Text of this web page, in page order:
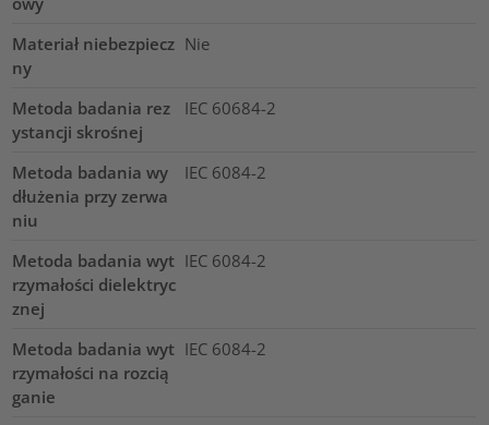
Materiał niebezpiecz
ny
Nie
Metoda badania rez
ystancji skrośnej
IEC 60684-2
Metoda badania wy
dłużenia przy zerwa
niu
IEC 6084-2
Metoda badania wyt
rzymałości dielektryc
znej
IEC 6084-2
Metoda badania wyt
rzymałości na rozcią
ganie
IEC 6084-2